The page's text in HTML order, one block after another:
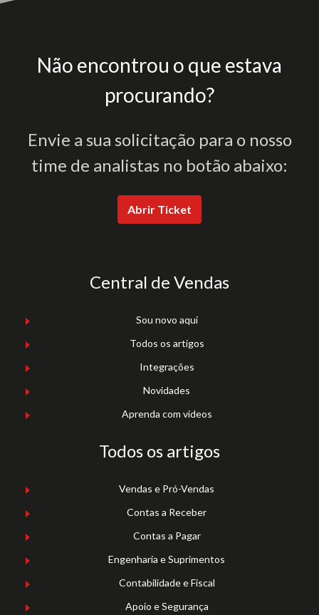
Não encontrou o que estava
procurando?
Envie a sua solicitação para o nosso
time de analistas no botão abaixo:
Abrir Ticket
Central de Vendas
Sou novo aqui
Todos os artigos
Integrações
Novidades
Aprenda com vídeos
Todos os artigos
Vendas e Pró-Vendas
Contas a Receber
Contas a Pagar
Engenharia e Suprimentos
Contabilidade e Fiscal
Apoio e Segurança